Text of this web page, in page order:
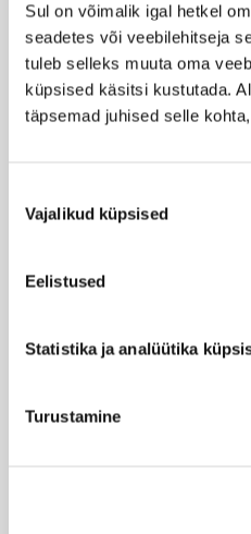
Sul on võimalik igal hetkel
seadetes või veebilehitseja
tuleb selleks muuta oma
küpsised käsitsi kustutada.
täpsemad juhised selle
valik
Vajalikud küpsised
Eelistused
Statistika ja analüütika
Turustamine
UV küünelaki